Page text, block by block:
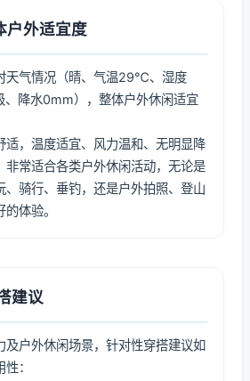
户外适宜度
天气情况（晴、气温29℃、湿度
降水0mm），整体户外休闲适宜
适，温度适宜、风力温和、无明显降
非常适合各类户外休闲活动，无论是
、骑行、垂钓，还是户外拍照、登山
体验。
建议
及户外休闲场景，针对性穿搭建议如
：